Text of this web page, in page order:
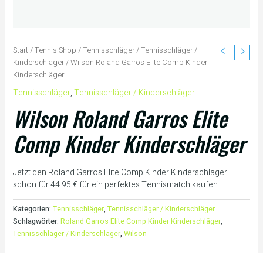
Start/Tennis Shop /Tennisschläger/Tennisschläger /
Kinderschläger/ Wilson Roland Garros Elite Comp Kinder
Kinderschläger
Tennisschläger,Tennisschläger / Kinderschläger
Wilson Roland Garros Elite
Comp Kinder Kinderschläger
Jetzt den Roland Garros Elite Comp Kinder Kinderschläger
schon für 44.95 € für ein perfektes Tennismatch kaufen.
Kategorien: Tennisschläger, Tennisschläger / Kinderschläger
Schlagwörter: Roland Garros Elite Comp Kinder Kinderschläger,
Tennisschläger / Kinderschläger, Wilson